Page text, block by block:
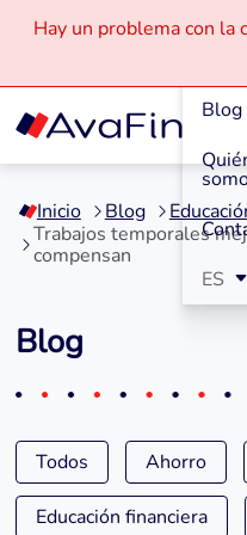
Saltar
contenido
Hay un problema con la
Blog
ES
Inicio Blog
Trabajos temporales
compensan
Blog
Todos Ahorro
Educación financiera